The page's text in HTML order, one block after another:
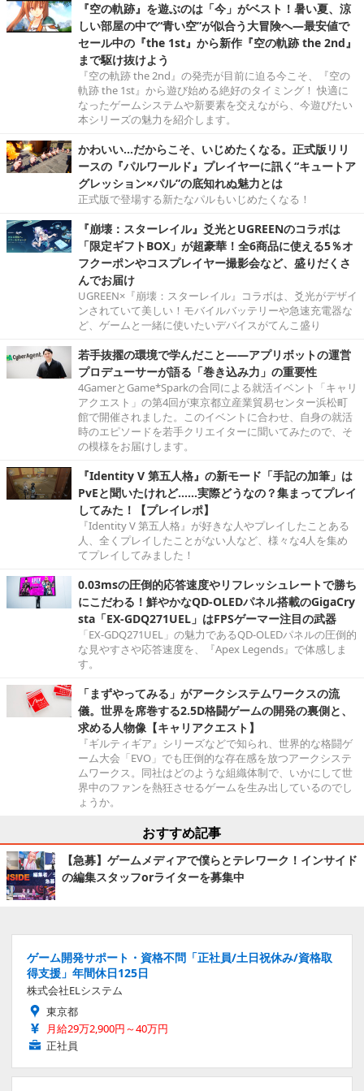
『空の軌跡』を遊ぶのは「今」がベスト！暑い夏、涼
しい部屋の中で“青い空”が似合う大冒険へ―最安値で
セール中の『the 1st』から新作『空の軌跡 the 2nd』
まで駆け抜けよう
『空の軌跡 the 2nd』の発売が目前に迫る今こそ、『空の
軌跡 the 1st』から遊び始める絶好のタイミング！ 快適に
なったゲームシステムや新要素を交えながら、今遊びたい
本シリーズの魅力を紹介します。
かわいい…だからこそ、いじめたくなる。正式版リリ
ースの『パルワールド』プレイヤーに訊く“キュートア
グレッション×パル”の底知れぬ魅力とは
正式版で登場する新たなパルもいじめたくなる！
『崩壊：スターレイル』爻光とUGREENのコラボは
「限定ギフトBOX」が超豪華！全6商品に使える5％オ
フクーポンやコスプレイヤー撮影会など、盛りだくさ
んでお届け
UGREEN×『崩壊：スターレイル』コラボは、爻光がデザイ
ンされていて美しい！モバイルバッテリーや急速充電器な
ど、ゲームと一緒に使いたいデバイスがてんこ盛り
若手抜擢の環境で学んだこと――アプリボットの運営
プロデューサーが語る「巻き込み力」の重要性
4GamerとGame*Sparkの合同による就活イベント「キャリ
アクエスト」の第4回が東京都立産業貿易センター浜松町
館で開催されました。このイベントに合わせ、自身の就活
時のエピソードを若手クリエイターに聞いてみたので、そ
の模様をお届けします。
『Identity V 第五人格』の新モード「手記の加筆」は
PvEと聞いたけれど……実際どうなの？集まってプレイ
してみた！【プレイレポ】
『Identity V 第五人格』が好きな人やプレイしたことある
人、全くプレイしたことがない人など、様々な4人を集め
てプレイしてみました！
0.03msの圧倒的応答速度やリフレッシュレートで勝ち
にこだわる！鮮やかなQD-OLEDパネル搭載のGigaCry
sta「EX-GDQ271UEL」はFPSゲーマー注目の武器
「EX-GDQ271UEL」の魅力であるQD-OLEDパネルの圧倒的
な見やすさや応答速度を、『Apex Legends』で体感しま
す。
「まずやってみる」がアークシステムワークスの流
儀。世界を席巻する2.5D格闘ゲームの開発の裏側と、
求める人物像【キャリアクエスト】
『ギルティギア』シリーズなどで知られ、世界的な格闘ゲ
ーム大会「EVO」でも圧倒的な存在感を放つアークシステ
ムワークス。同社はどのような組織体制で、いかにして世
界中のファンを熱狂させるゲームを生み出しているのでし
ょうか。
おすすめ記事
【急募】ゲームメディアで僕らとテレワーク！インサイド
の編集スタッフorライターを募集中
ゲーム開発サポート・資格不問「正社員/土日祝休み/資格取
得支援」年間休日125日
株式会社ELシステム
東京都
月給29万2,900円～40万円
正社員